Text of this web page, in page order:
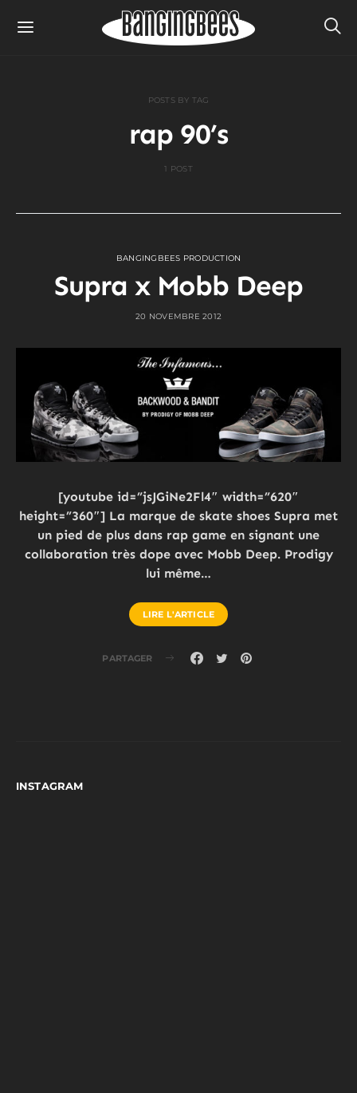
POSTS BY TAG
rap 90’s
1 POST
BANGINGBEES PRODUCTION
Supra x Mobb Deep
20 NOVEMBRE 2012
[youtube id=”jsJGiNe2Fl4″ width=”620″
height=”360″] La marque de skate shoes Supra met
un pied de plus dans rap game en signant une
collaboration très dope avec Mobb Deep. Prodigy
lui même…
LIRE L'ARTICLE
PARTAGER
INSTAGRAM